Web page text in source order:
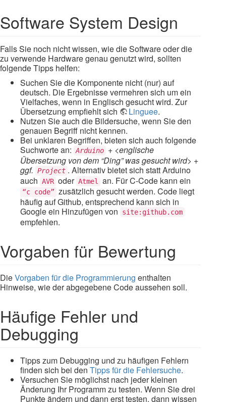
Software System Design
Falls Sie noch nicht wissen, wie die Software oder die
zu verwende Hardware genau genutzt wird, sollten
folgende Tipps helfen:
Suchen Sie die Komponente nicht (nur) auf
deutsch. Die Ergebnisse vermehren sich um ein
Vielfaches, wenn in Englisch gesucht wird. Zur
Übersetzung empfiehlt sich
Linguee.
Nutzen Sie auch die Bildersuche, wenn Sie den
genauen Begriff nicht kennen.
Bei unklaren Begriffen, bieten sich auch folgende
Suchworte an: Arduino + <englische
Übersetzung von dem “Ding” was gesucht wird> +
ggf. Project . Alternativ bietet sich statt Arduino
auch AVR oder Atmel an. Für C-Code kann ein
“c code” zusätzlich gesucht werden. Code liegt
häufig auf Github, entsprechend kann sich in
Google ein Hinzufügen von
site:github.com
empfehlen.
Vorgaben für Bewertung
DieVorgaben für die Programmierung enthalten
Hinweise, wie der abgegebene Code aussehen soll.
Häufige Fehler und
Debugging
Tipps zum Debugging und zu häufigen Fehlern
finden sich bei den Tipps für die Fehlersuche.
Versuchen Sie möglichst nach jeder kleinen
Änderung Ihr Programm zu testen. Wenn Sie drei
Punkte ändern und dann erst testen, dann wissen